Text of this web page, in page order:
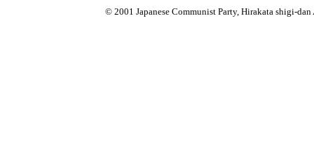
© 2001 Japanese Communist Party, Hirakata shigi-